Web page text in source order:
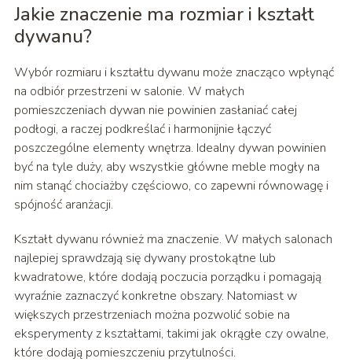
Jakie znaczenie ma rozmiar i kształt
dywanu?
Wybór rozmiaru i kształtu dywanu może znacząco wpłynąć
na odbiór przestrzeni w salonie. W małych
pomieszczeniach dywan nie powinien zasłaniać całej
podłogi, a raczej podkreślać i harmonijnie łączyć
poszczególne elementy wnętrza. Idealny dywan powinien
być na tyle duży, aby wszystkie główne meble mogły na
nim stanąć chociażby częściowo, co zapewni równowagę i
spójność aranżacji.
Kształt dywanu również ma znaczenie. W małych salonach
najlepiej sprawdzają się dywany prostokątne lub
kwadratowe, które dodają poczucia porządku i pomagają
wyraźnie zaznaczyć konkretne obszary. Natomiast w
większych przestrzeniach można pozwolić sobie na
eksperymenty z kształtami, takimi jak okrągłe czy owalne,
które dodają pomieszczeniu przytulności.